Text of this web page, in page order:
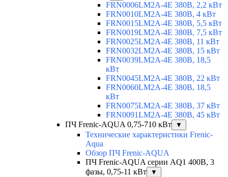
FRN0006LM2A-4E 380В, 2,2 кВт
FRN0010LM2A-4E 380В, 4 кВт
FRN0015LM2A-4E 380В, 5,5 кВт
FRN0019LM2A-4E 380В, 7,5 кВт
FRN0025LM2A-4E 380В, 11 кВт
FRN0032LM2A-4E 380В, 15 кВт
FRN0039LM2A-4E 380В, 18,5
кВт
FRN0045LM2A-4E 380В, 22 кВт
FRN0060LM2A-4E 380В, 18,5
кВт
FRN0075LM2A-4E 380В, 37 кВт
FRN0091LM2A-4E 380В, 45 кВт
ПЧ Frenic-AQUA 0,75-710 кВт
▼
Технические характеристики Frenic-
Aqua
Обзор ПЧ Frenic-AQUA
ПЧ Frenic-AQUA серии AQ1 400В, 3
фазы, 0,75-11 кВт
▼